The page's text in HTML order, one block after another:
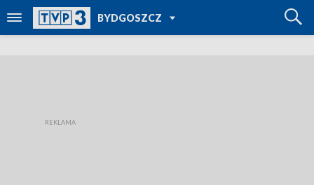
BYDGOSZCZ
TVP REGIONY